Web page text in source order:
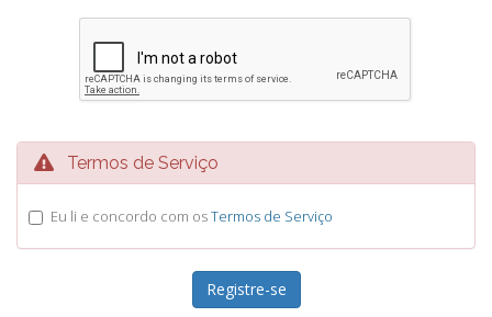
Termos de Serviço
Eu li e concordo com osTermos de Serviço